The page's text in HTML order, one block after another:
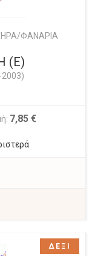
ΦΑΝΑΡΙΑ
(Ε)
2003)
7,85 €
ΔΕΞΙ